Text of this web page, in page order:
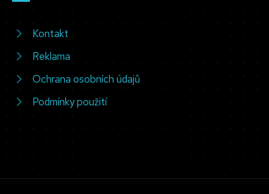
Kontakt
Reklama
Ochrana osobních údajů
Podmínky použití